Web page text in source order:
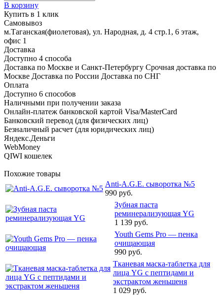
В корзину
Купить в 1 клик
Самовывоз
м.Таганская(фиолетовая), ул. Народная, д. 4 стр.1, 6 этаж,
офис 1
Доставка
Доступно 4 способа
Доставка по Москве и Санкт-Петербургу Срочная доставка по
Москве Доставка по России Доставка по СНГ
Оплата
Доступно 6 способов
Наличными при получении заказа
Онлайн-платеж банковской картой Visa/MasterCard
Банковский перевод (для физических лиц)
Безналичный расчет (для юридических лиц)
Яндекс.Деньги
WebMoney
QIWI кошелек
Похожие товары
Anti-A.G.E. cыворотка №5
990 руб.
Зубная паста
реминерализующая YG
1 139 руб.
Youth Gems Pro — пенка
очищающая
990 руб.
Тканевая маска-таблетка для
лица YG с пептидами и
экстрактом женьшеня
1 029 руб.